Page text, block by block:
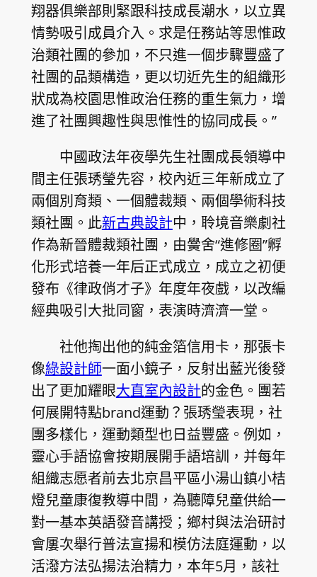
翔器俱樂部則緊跟科技成長潮水，以立異
情勢吸引成員介入。求是任務站等思惟政
治類社團的參加，不只進一個步驟豐盛了
社團的品類構造，更以切近先生的組織形
狀成為校園思惟政治任務的重生氣力，增
進了社團興趣性與思惟性的協同成長。”
中國政法年夜學先生社團成長領導中
間主任張琇瑩先容，校內近三年新成立了
兩個別育類、一個體裁類、兩個學術科技
類社團。此新古典設計中，聆境音樂劇社
作為新晉體裁類社團，由黌舍“進修圈”孵
化形式培養一年后正式成立，成立之初便
發布《律政俏才子》年度年夜戲，以改編
經典吸引大批同窗，表演時濟濟一堂。
社他掏出他的純金箔信用卡，那張卡
像綠設計師一面小鏡子，反射出藍光後發
出了更加耀眼大直室內設計的金色。團若
何展開特點brand運動？張琇瑩表現，社
團多樣化，運動類型也日益豐盛。例如，
靈心手語協會按期展開手語培訓，并每年
組織志愿者前去北京昌平區小湯山鎮小桔
燈兒童康復教導中間，為聽障兒童供給一
對一基本英語發音講授；鄉村與法治研討
會屢次舉行普法宣揚和模仿法庭運動，以
活潑方法弘揚法治精力，本年5月，該社